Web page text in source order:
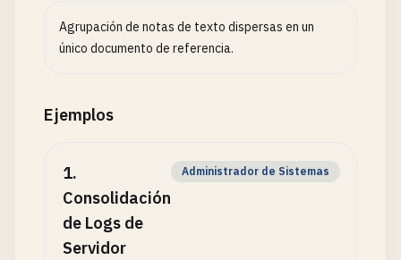
Agrupación de notas de texto dispersas en un
único documento de referencia.
Ejemplos
1.
Consolidación
de Logs de
Servidor
Administrador de Sistemas